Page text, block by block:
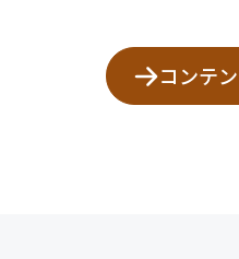
コンテ